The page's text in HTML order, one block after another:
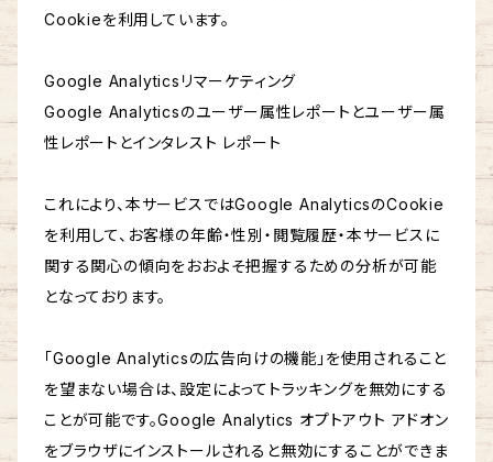
Cookieを利用しています。
Google Analyticsリマーケティング
Google Analyticsのユーザー属性レポートとユーザー属
性レポートとインタレスト レポート
これにより、本サービスではGoogle AnalyticsのCookie
を利用して、お客様の年齢・性別・閲覧履歴・本サービスに
関する関心の傾向をおおよそ把握するための分析が可能
となっております。
「Google Analyticsの広告向けの機能」を使用されること
を望まない場合は、設定によってトラッキングを無効にする
ことが可能です。Google Analytics オプトアウト アドオン
をブラウザにインストールされると無効にすることができま